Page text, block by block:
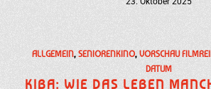
ALLGEMEIN, SENIORENKINO, VORSCHAU
DATUM
KIBA: WIE DAS LEBEN